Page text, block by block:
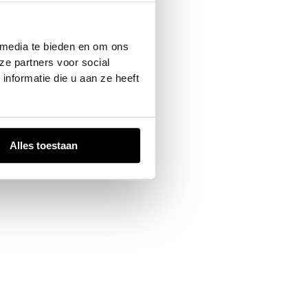
te bieden en om ons
partners voor social
die u aan ze heeft
Alles toestaan
for more information).